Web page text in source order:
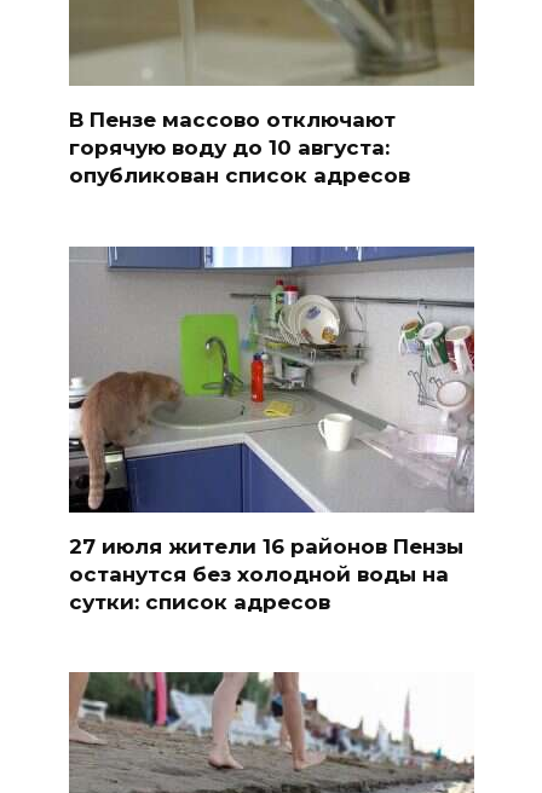
В Пензе массово отключают
горячую воду до 10 августа:
опубликован список адресов
27 июля жители 16 районов Пензы
останутся без холодной воды на
сутки: список адресов